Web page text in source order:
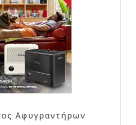
Αφυγραντήρων